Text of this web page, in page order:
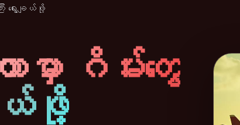
ရွေးချယ်ဖို့
မှာ ဂိမ်းတွေ
ျယ်ဖို့